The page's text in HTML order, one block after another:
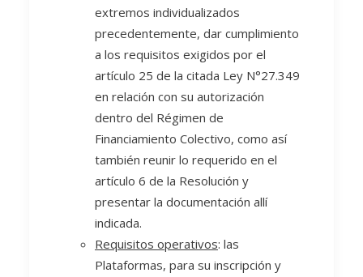
extremos individualizados
precedentemente, dar cumplimiento
a los requisitos exigidos por el
artículo 25 de la citada Ley N°27.349
en relación con su autorización
dentro del Régimen de
Financiamiento Colectivo, como así
también reunir lo requerido en el
artículo 6 de la Resolución y
presentar la documentación allí
indicada.
Requisitos operativos: las
Plataformas, para su inscripción y